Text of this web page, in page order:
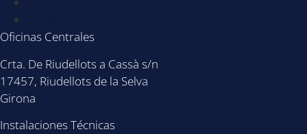
Oficinas Centrales
Crta. De Riudellots a Cassà s/n
17457, Riudellots de la Selva
Girona
Instalaciones Técnicas